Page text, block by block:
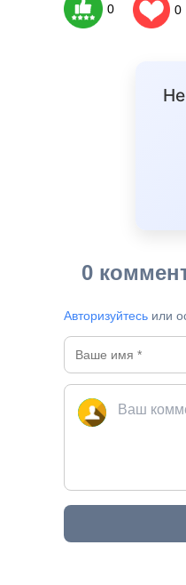
0 0
0
Авторизуйтесь или